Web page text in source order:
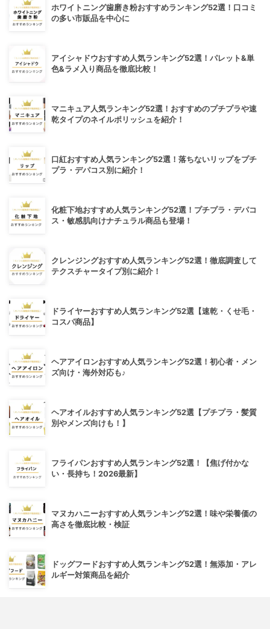
ホワイトニング歯磨き粉おすすめランキング52選！口コミ
の多い市販品を中心に
アイシャドウおすすめ人気ランキング52選！パレット&単
色&ラメ入り商品を徹底比較！
マニキュア人気ランキング52選！おすすめのプチプラや速
乾タイプのネイルポリッシュを紹介！
口紅おすすめ人気ランキング52選！落ちないリップをプチ
プラ・デパコス別に紹介！
化粧下地おすすめ人気ランキング52選！プチプラ・デパコ
ス・敏感肌向けナチュラル商品も登場！
クレンジングおすすめ人気ランキング52選！徹底調査して
テクスチャータイプ別に紹介！
ドライヤーおすすめ人気ランキング52選【速乾・くせ毛・
コスパ商品】
ヘアアイロンおすすめ人気ランキング52選！初心者・メン
ズ向け・海外対応も♪
ヘアオイルおすすめ人気ランキング52選【プチプラ・髪質
別やメンズ向けも！】
フライパンおすすめ人気ランキング52選！【焦げ付かな
い・長持ち！2026最新】
マヌカハニーおすすめ人気ランキング52選！味や栄養価の
高さを徹底比較・検証
ドッグフードおすすめ人気ランキング52選！無添加・アレ
ルギー対策商品を紹介